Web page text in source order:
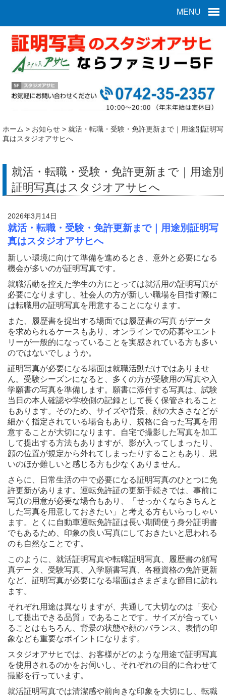
MENU
ホーム > お知らせ > 就活・転職・受験・免許更新まで｜用途別証明写
真はスタジオアサヒへ
就活・転職・受験・免許更新まで｜用途別
証明写真はスタジオアサヒへ
2026年3月14日
就活・転職・受験・免許更新まで｜用途別証明写
真はスタジオアサヒへ
新しい環境に向けて準備を進めるとき、意外と必要になる
機会が多いのが証明写真です。
就職活動を控えた学生の方にとっては就活用の証明写真が
必要になりますし、社会人の方が新しい職場を目指す際に
は転職用の証明写真を用意することになります。
また、履歴書を提出する場面では履歴書の写真 がデータ
を求められるケースもあり、オンラインでの応募やエント
リーが一般的になっていることを実感されている方も多い
のではないでしょうか。
証明写真が必要になる場面は就職活動だけではありませ
ん。受験シーズンになると、多くの方が受験用の写真や入
学願書の写真を準備します。願書に添付する写真は、試験
当日の本人確認や学校側の記録として長く保管されること
もあります。そのため、サイズや背景、顔の大きさなどが
細かく指定されている場合もあり、規格に合った写真を用
意することが大切になります。自宅で撮影した写真を加工
して提出する方法もありますが、影が入ってしまったり、
顔の位置が規定から外れてしまったりすることもあり、思
いのほか難しいと感じる方も少なくありません。
さらに、日常生活の中で必要になる証明写真のひとつに免
許更新があります。運転免許証の更新手続きでは、事前に
写真の用意が必要な場合もあり、「せっかくならきちんと
した写真を用意しておきたい」と考える方もいらっしゃい
ます。とくに自動車運転免許証は長い期間使う身分証明書
でもあるため、印象の良い写真にしておきたいと思われる
のも自然なことです。
このように、就活証明写真や転職証明写真、履歴書の顔写
真データ、受験写真、入学願書写真、各種資格の免許更新
など、証明写真が必要になる場面はさまざまな節目に訪れ
ます。
それぞれ用途は異なりますが、共通して大切なのは「安心
して提出できる品質」であることです。サイズが合ってい
ることはもちろん、背景の状態や顔のバランス、表情の印
象なども重要なポイントになります。
スタジオアサヒでは、お客様がどのような用途で証明写真
を使用されるのかをお伺いし、それぞれの目的に合わせて
撮影を行っています。
就活証明写真では清潔感や前向きな印象を大切にし、転職